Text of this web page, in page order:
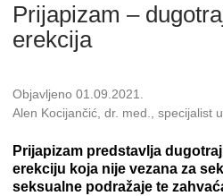
Prijapizam –
erekcija
Objavljeno 01.09.2021.
Alen Kocijančić, dr. med., specijalist
Prijapizam predstavlja
erekciju koja nije vezana za
seksualne podražaje te